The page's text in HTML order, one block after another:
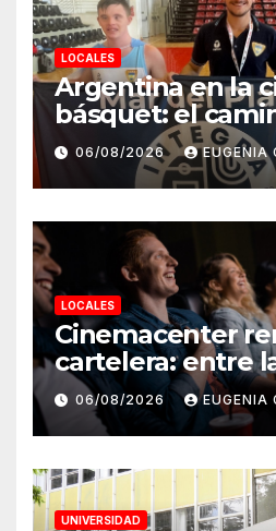
LOCALES
Argentina en la
básquet: el
esfuerzo familiar
que valió un
06/08/2026 EUGENIA
LOCALES
Cinemacenter
cartelera: entre
bélica, el terror
fenómeno del K-
06/08/2026 EUGENIA
UNIVERSIDAD